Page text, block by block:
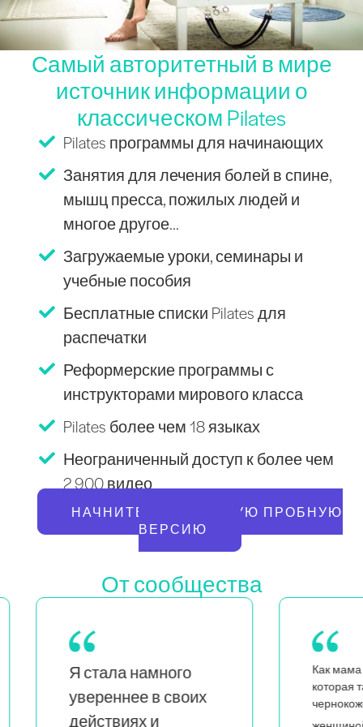
Самый авторитетный в мире
источник информации о
классическом Pilates
Pilates программы для начинающих
Занятия для лечения болей в спине,
мышц пресса, пожилых людей и
многое другое...
Загружаемые уроки, семинары и
учебные пособия
Бесплатные списки Pilates для
распечатки
Реформерские программы с
инструкторами мирового класса
Pilates более чем 18 языках
Неограниченный доступ к более чем
2 900 видео
НАЧНИТЕ БЕСПЛАТНУЮ ПРОБНУЮ
ВЕРСИЮ
От сообщества
Как мама близнецов,
чернокожей и квир-